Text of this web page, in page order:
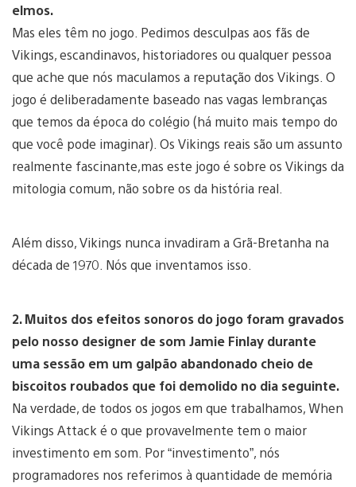
elmos.
Mas eles têm no jogo. Pedimos desculpas aos fãs de
Vikings, escandinavos, historiadores ou qualquer pessoa
que ache que nós maculamos a reputação dos Vikings. O
jogo é deliberadamente baseado nas vagas lembranças
que temos da época do colégio (há muito mais tempo do
que você pode imaginar). Os Vikings reais são um assunto
realmente fascinante,mas este jogo é sobre os Vikings da
mitologia comum, não sobre os da história real.
Além disso, Vikings nunca invadiram a Grã-Bretanha na
década de 1970. Nós que inventamos isso.
2. Muitos dos efeitos sonoros do jogo foram gravados
pelo nosso designer de som Jamie Finlay durante
uma sessão em um galpão abandonado cheio de
biscoitos roubados que foi demolido no dia seguinte.
Na verdade, de todos os jogos em que trabalhamos, When
Vikings Attack é o que provavelmente tem o maior
investimento em som. Por “investimento”, nós
programadores nos referimos à quantidade de memória